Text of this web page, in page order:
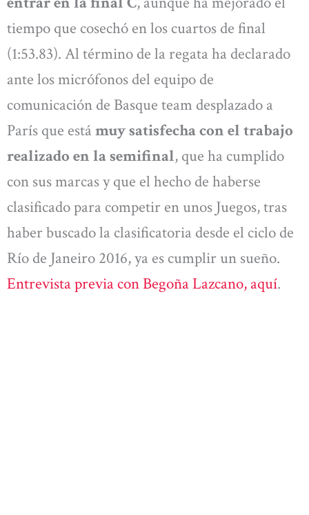
tiempo que cosechó en los cuartos de final
(1:53.83). Al término de la regata ha declarado
ante los micrófonos del equipo de
comunicación de Basque team desplazado a
París que está muy satisfecha con el trabajo
realizado en la semifinal, que ha cumplido
con sus marcas y que el hecho de haberse
clasificado para competir en unos Juegos, tras
haber buscado la clasificatoria desde el ciclo de
Río de Janeiro 2016, ya es cumplir un sueño.
Entrevista previa con Begoña Lazcano, aquí.